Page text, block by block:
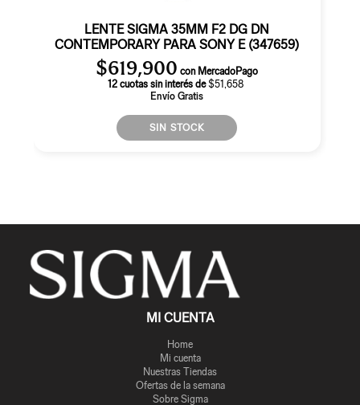
LENTE SIGMA 35MM F2 DG DN
CONTEMPORARY PARA SONY E (347659)
$619,900 con MercadoPago
12 cuotas sin interés de$51,658
Envío Gratis
SIN STOCK
MI CUENTA
Home
Mi cuenta
Nuestras Tiendas
Ofertas de la semana
Sobre Sigma